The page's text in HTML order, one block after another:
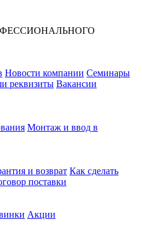
Новости компании Семинары
реквизиты Вакансии
Монтаж и ввод в
и возврат Как сделать
поставки
Акции